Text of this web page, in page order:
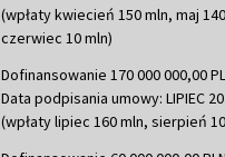
(wpłaty kwiecień 150 mln, maj
czerwiec 10 mln)
Dofinansowanie 170 000 000,00
Data podpisania umowy: LIPIEC
(wpłaty lipiec 160 mln, sierpień